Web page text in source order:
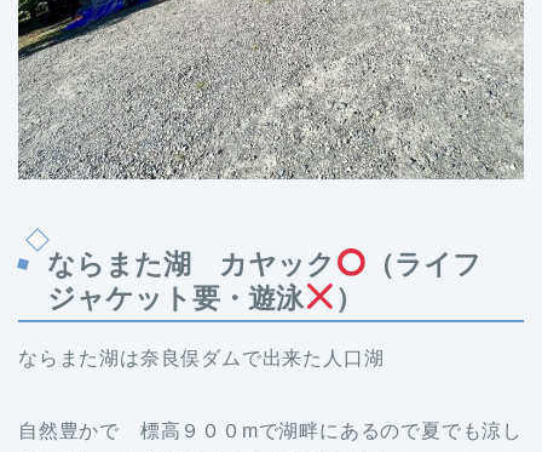
ならまた湖 カヤック
（ライフ
ジャケット要・遊泳
）
ならまた湖は奈良俣ダムで出来た人口湖
自然豊かで 標高９００mで湖畔にあるので夏でも涼し